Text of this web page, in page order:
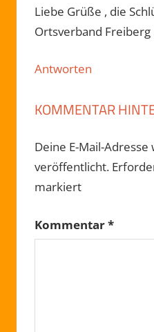
Liebe Grüße , die
Ortsverband
Antworten
KOMMENTAR
Deine E-Mail-Adresse
veröffentlicht.
markiert
Kommentar*